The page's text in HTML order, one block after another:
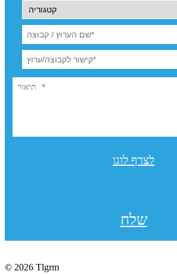
לצרף לוגו
שלח
© 2026 Tlgrm